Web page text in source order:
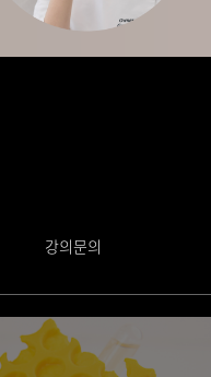
강의문의